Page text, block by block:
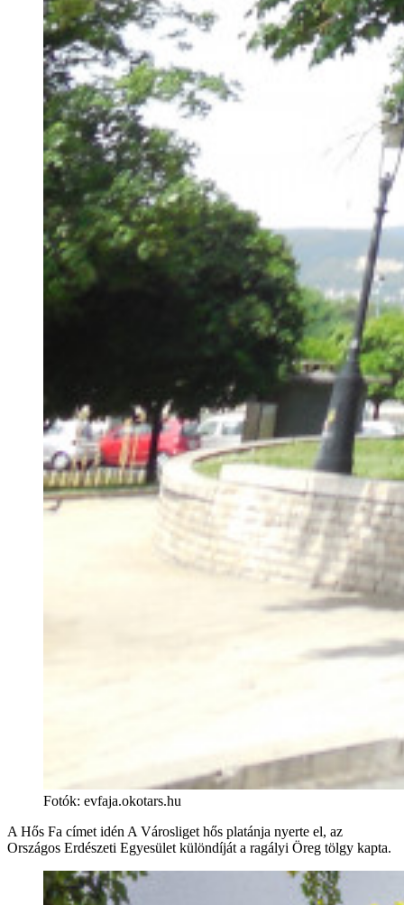
Fotók: evfaja.okotars.hu
A Hős Fa címet idén A Városliget hős platánja nyerte el, az
Országos Erdészeti Egyesület különdíját a ragályi Öreg tölgy kapta.